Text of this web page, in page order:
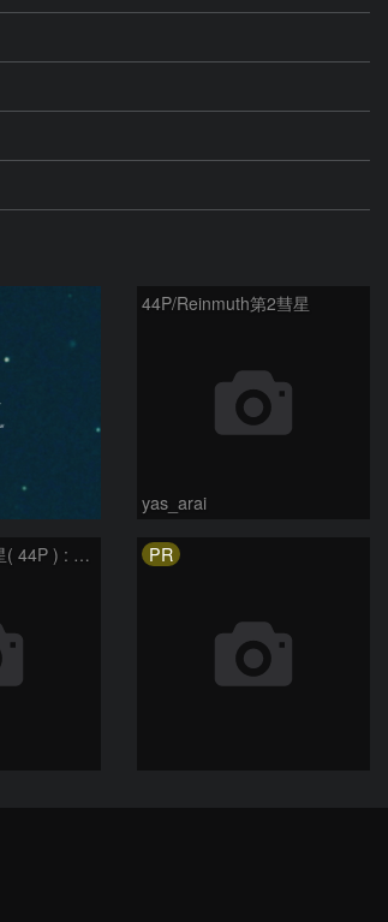
44P/Reinmuth第2彗星
yas_arai
ラインムート彗星( 44P ) : 2022/10/30 PR